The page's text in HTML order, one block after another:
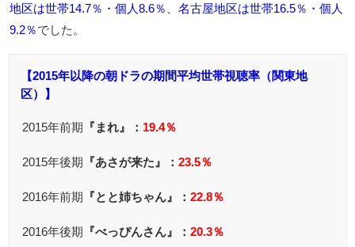
地区は世帯14.7％・個人8.6％、名古屋地区は世帯16.5％・個人
9.2％でした。
【2015年以降の朝ドラの期間平均世帯視聴率（関東地
区）】
2015年前期 『まれ』： 19.4％
2015年後期 『あさが来た』： 23.5％
2016年前期 『とと姉ちゃん』： 22.8％
2016年後期 『べっぴんさん』： 20.3％